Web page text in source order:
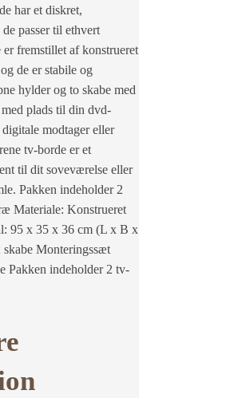
har et diskret,
passer til ethvert
fremstillet af konstrueret
de er stabile og
hylder og to skabe med
plads til din dvd-
modtager eller
tv-borde er et
til dit soveværelse eller
Pakken indeholder 2
Materiale: Konstrueret
95 x 35 x 36 cm (L x B x
Monteringssæt
Pakken indeholder 2 tv-